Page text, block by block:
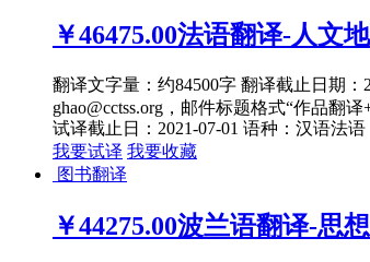
￥46475.00法语翻译-人文
翻译文字量：约84500字 翻译截止日期
ghao@cctss.org，邮件标题格式“作品翻
试译截止日：2021-07-01 语种：汉语法语
我要试译 我要收藏
图书翻译
￥44275.00波兰语翻译-思